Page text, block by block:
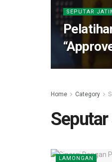
SEPUTAR
Home Category
LAMONGAN